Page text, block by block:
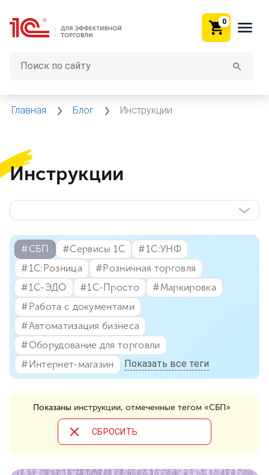
0
Главная Блог Инструкции
Инструкции
#⁣СБП #⁣Сервисы 1С
#⁣1С:УНФ
#⁣1С:Розница
#⁣Розничная торговля
#⁣1С-ЭДО
#⁣1С-Просто
#⁣Маркировка
#⁣Работа с документами
#⁣Автоматизация бизнеса
#⁣Оборудование для торговли
#⁣Интернет-магазин
Показать все теги
Показаны инструкции, отмеченные тегом «СБП»
CБРОСИТЬ